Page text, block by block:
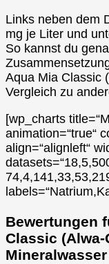
Links neben dem
mg je Liter und
So kannst du
Aqua Mia Classic
Vergleich zu
[wp_charts
animation=“true“
align=“alignleft“
Bewertungen
Classic (Alwa-